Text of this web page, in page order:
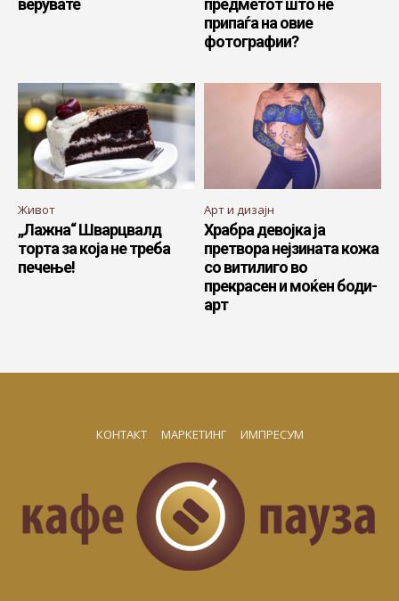
припаѓа на овие
фотографии?
Живот
„Лажна“ Шварцвалд
торта за која не треба
печење!
Арт и дизајн
Храбра девојка ја
претвора нејзината кожа
со витилиго во
прекрасен и моќен боди-
арт
КОНТАКТ МАРКЕТИНГ ИМПРЕСУМ